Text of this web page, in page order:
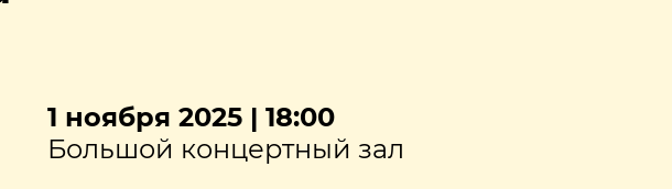
1 ноября 2025 | 18:00
Большой концертный зал